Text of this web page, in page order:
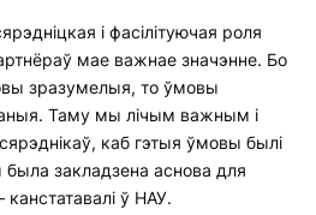
і фасілітуючая роля
мае важнае значэнне. Бо
зразумелыя, то ўмовы
Таму мы лічым важным і
каб гэтыя ўмовы былі
была закладзена аснова для
ў НАУ.